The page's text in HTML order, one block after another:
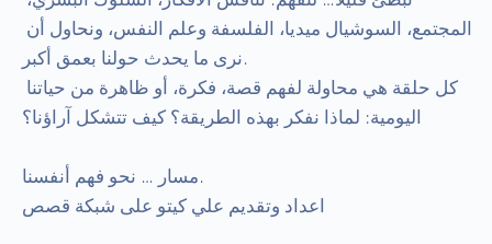
نرى ما يحدث حولنا بعمق أكبر.
اليومية: لماذا نفكر بهذه الطريقة؟ كيف تتشكل آراؤنا؟
مسار … نحو فهم أنفسنا.